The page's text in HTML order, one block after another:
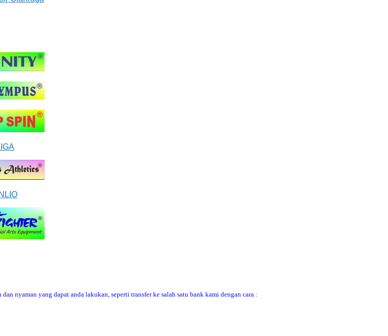
nyaman yang dapat anda lakukan, seperti transfer ke salah satu bank kami dengan cara :